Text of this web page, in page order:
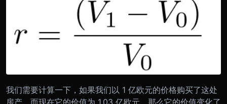
我们需要计算一下，如果我们以 1 亿欧元的价格购买了这处
房产，而现在它的价值为 1.03 亿欧元，那么它的价值变化了